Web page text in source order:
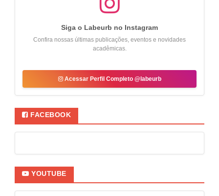
Siga o Labeurb no Instagram
Confira nossas últimas publicações, eventos e novidades
acadêmicas.
Acessar Perfil Completo @labeurb
FACEBOOK
YOUTUBE